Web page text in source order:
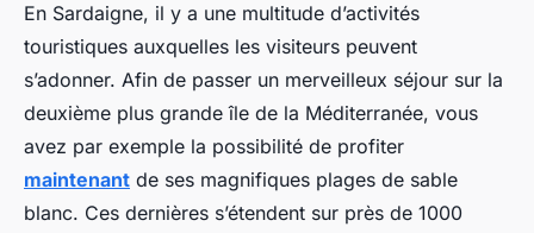
En Sardaigne, il y a une multitude d’activités
touristiques auxquelles les visiteurs peuvent
s’adonner. Afin de passer un merveilleux séjour sur la
deuxième plus grande île de la Méditerranée, vous
avez par exemple la possibilité de profiter
maintenant de ses magnifiques plages de sable
blanc. Ces dernières s’étendent sur près de 1000